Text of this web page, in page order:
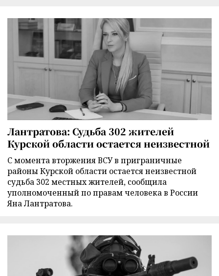
Лантратова: Судьба 302 жителей
Курской области остается неизвестной
С момента вторжения ВСУ в приграничные
районы Курской области остается неизвестной
судьба 302 местных жителей, сообщила
уполномоченный по правам человека в России
Яна Лантратова.